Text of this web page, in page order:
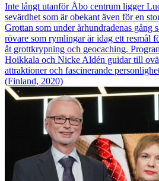
Inte långt utanför Åbo centrum ligger
sevärdhet som är obekant även för en
Grottan som under århundradenas gång
rövare som rymlingar är idag ett resmål
åt grottkrypning och geocaching.
Hoikkala och Nicke Aldén guidar till
attraktioner och fascinerande
(Finland, 2020)